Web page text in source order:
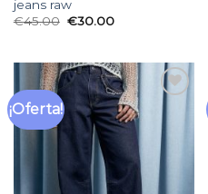
jeans raw
€45.00 €30.00
¡Oferta!
Añadir
a la
lista
de
deseos